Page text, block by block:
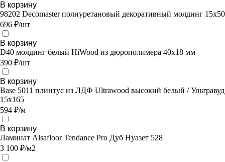
В корзину
98202 Decomaster полиуретановый декоративный молдинг 15х50
696 ₽/шт
В корзину
D40 молдинг белый HiWood из дюрополимера 40х18 мм
390 ₽/шт
В корзину
Base 5011 плинтус из ЛДФ Ultrawood высокий белый / Ультравуд
15х165
594 ₽/м
В корзину
Ламинат Alsafloor Tendance Pro Дуб Нуазет 528
3 100 ₽/м2